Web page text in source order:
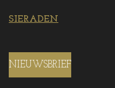
SIERADEN
NIEUWSBRIEF